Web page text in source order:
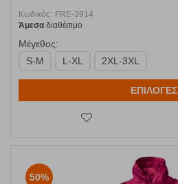
Κωδικός: FRE-3914
Άμεσα διαθέσιμο
Μέγεθος:
S-M
L-XL 2XL-3XL
ΕΠΙΛΟΓΕΣ
50%